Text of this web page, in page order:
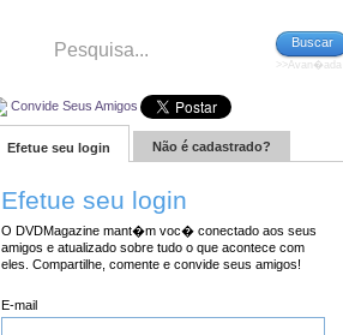
Buscar
>>Avan�ada
Convide Seus Amigos
Efetue seu login Não é cadastrado?
Efetue seu login
O DVDMagazine mant�m voc� conectado aos seus
amigos e atualizado sobre tudo o que acontece com
eles. Compartilhe, comente e convide seus amigos!
E-mail